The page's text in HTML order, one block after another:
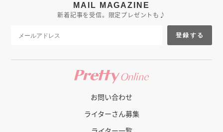
MAIL MAGAZINE
新着記事を受信。限定プレゼントも♪
登録する
お問い合わせ
ライターさん募集